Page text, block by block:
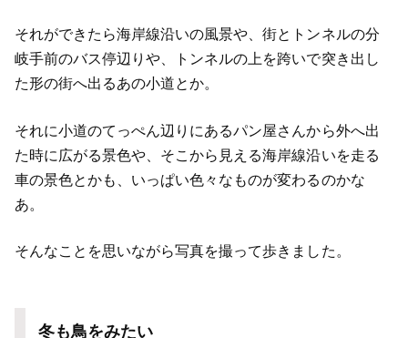
それができたら海岸線沿いの風景や、街とトンネルの分
岐手前のバス停辺りや、トンネルの上を跨いで突き出し
た形の街へ出るあの小道とか。
それに小道のてっぺん辺りにあるパン屋さんから外へ出
た時に広がる景色や、そこから見える海岸線沿いを走る
車の景色とかも、いっぱい色々なものが変わるのかな
あ。
そんなことを思いながら写真を撮って歩きました。
冬も鳥をみたい